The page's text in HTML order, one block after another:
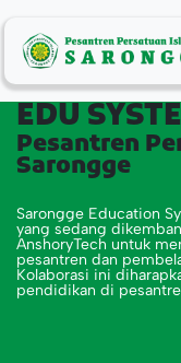
EDU
Pesantren
Sarongge
Sarongge Education
yang sedang
AnshoryTech untuk
pesantren dan
Kolaborasi ini
pendidikan di